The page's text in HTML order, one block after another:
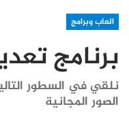
العاب وبرامج
برنامج
نلقي في السطور
الصور المجانية